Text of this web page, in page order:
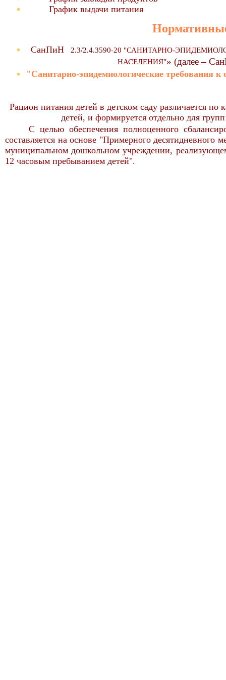
График выдачи питания
СанПиН 2.3/2.4.3590-20 "САНИТАРНО-
НАСЕЛЕНИЯ"» (далее –
"Санитарно-эпидемиологические требования
Рацион питания детей в детском саду различается по
детей, и формируется отдельно для
С целью обеспечения полноценного
составляется на основе "Примерного
муниципальном дошкольном учреждении,
12 часовым пребыванием детей".